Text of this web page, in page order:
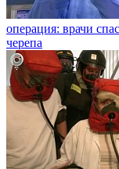
операция: врачи
черепа